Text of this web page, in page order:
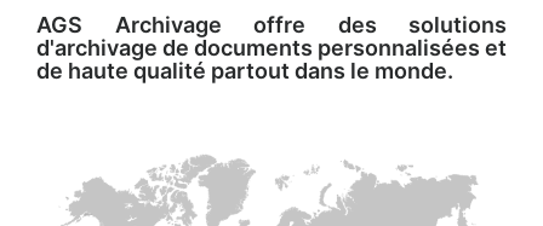
AGS Archivage offre des solutions
d'archivage de documents personnalisées et
de haute qualité partout dans le monde.